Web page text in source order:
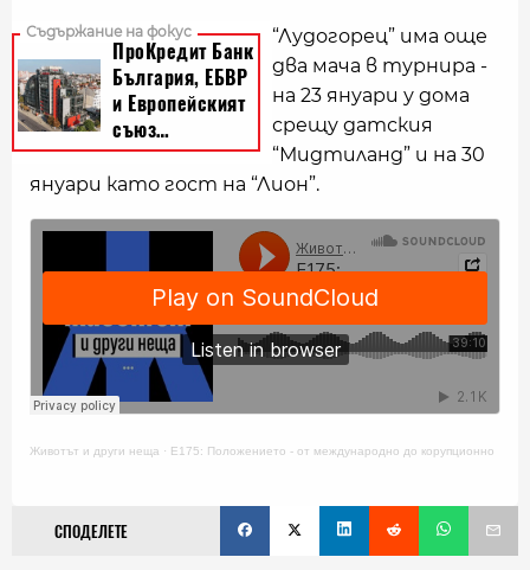
“Лудогорец” има още
два мача в турнира -
на 23 януари у дома
срещу датския
“Мидтиланд” и на 30
януари като гост на “Лион”.
Животът и други неща · E175: Положението - от международно до корупционно
СПОДЕЛЕТЕ